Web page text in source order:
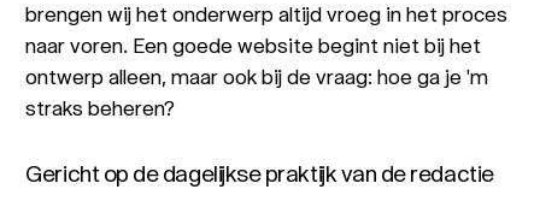
brengen wij het onderwerp altijd vroeg in het proces
naar voren. Een goede website begint niet bij het
ontwerp alleen, maar ook bij de vraag: hoe ga je 'm
straks beheren?
Gericht op de dagelijkse praktijk van de redactie